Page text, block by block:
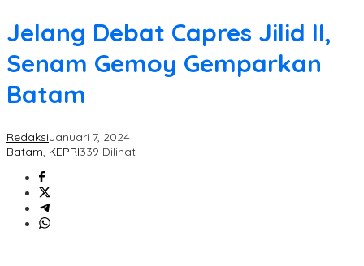
Jelang Debat Capres Jilid II,
Senam Gemoy Gemparkan
Batam
RedaksiJanuari 7, 2024
Batam, KEPRI339 Dilihat